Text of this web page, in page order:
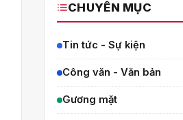
CHUYÊN MỤC
Tin tức - Sự kiện
Công văn - Văn bản
Gương mặt